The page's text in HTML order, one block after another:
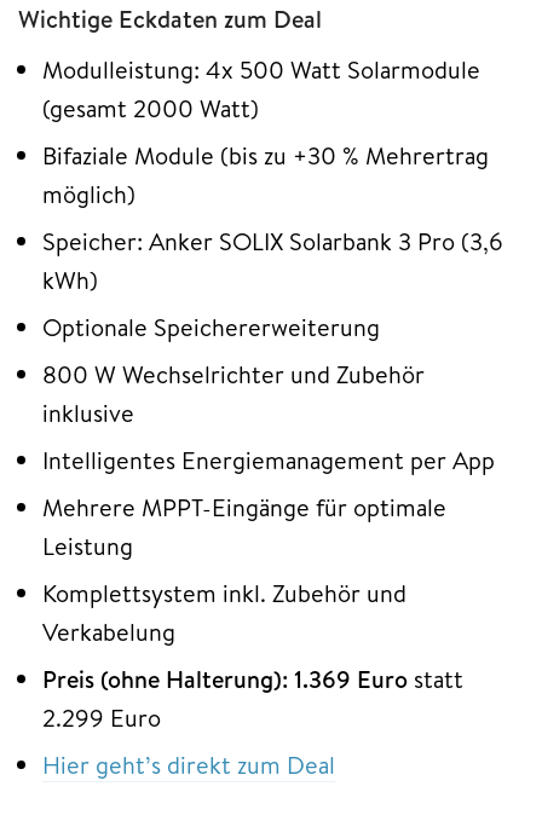
Wichtige Eckdaten zum Deal
Modulleistung: 4x 500 Watt Solarmodule
(gesamt 2000 Watt)
Bifaziale Module (bis zu +30 % Mehrertrag
möglich)
Speicher: Anker SOLIX Solarbank 3 Pro (3,6
kWh)
Optionale Speichererweiterung
800 W Wechselrichter und Zubehör
inklusive
Intelligentes Energiemanagement per App
Mehrere MPPT-Eingänge für optimale
Leistung
Komplettsystem inkl. Zubehör und
Verkabelung
Preis (ohne Halterung): 1.369 Euro statt
2.299 Euro
Hier geht’s direkt zum Deal